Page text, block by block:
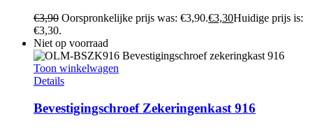
€3,90 Oorspronkelijke prijs was: €3,90.€3,30Huidige prijs is:
€3,30.
Niet op voorraad
Toon winkelwagen
Details
Bevestigingschroef Zekeringenkast 916